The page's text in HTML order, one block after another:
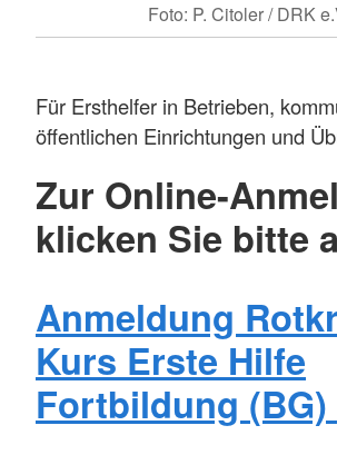
Foto: P. Citoler / DRK
Für Ersthelfer in Betrieben,
öffentlichen Einrichtungen und
Zur Online-
klicken Sie bitte
Anmeldung
Kurs Erste Hilfe
Fortbildung (BG)